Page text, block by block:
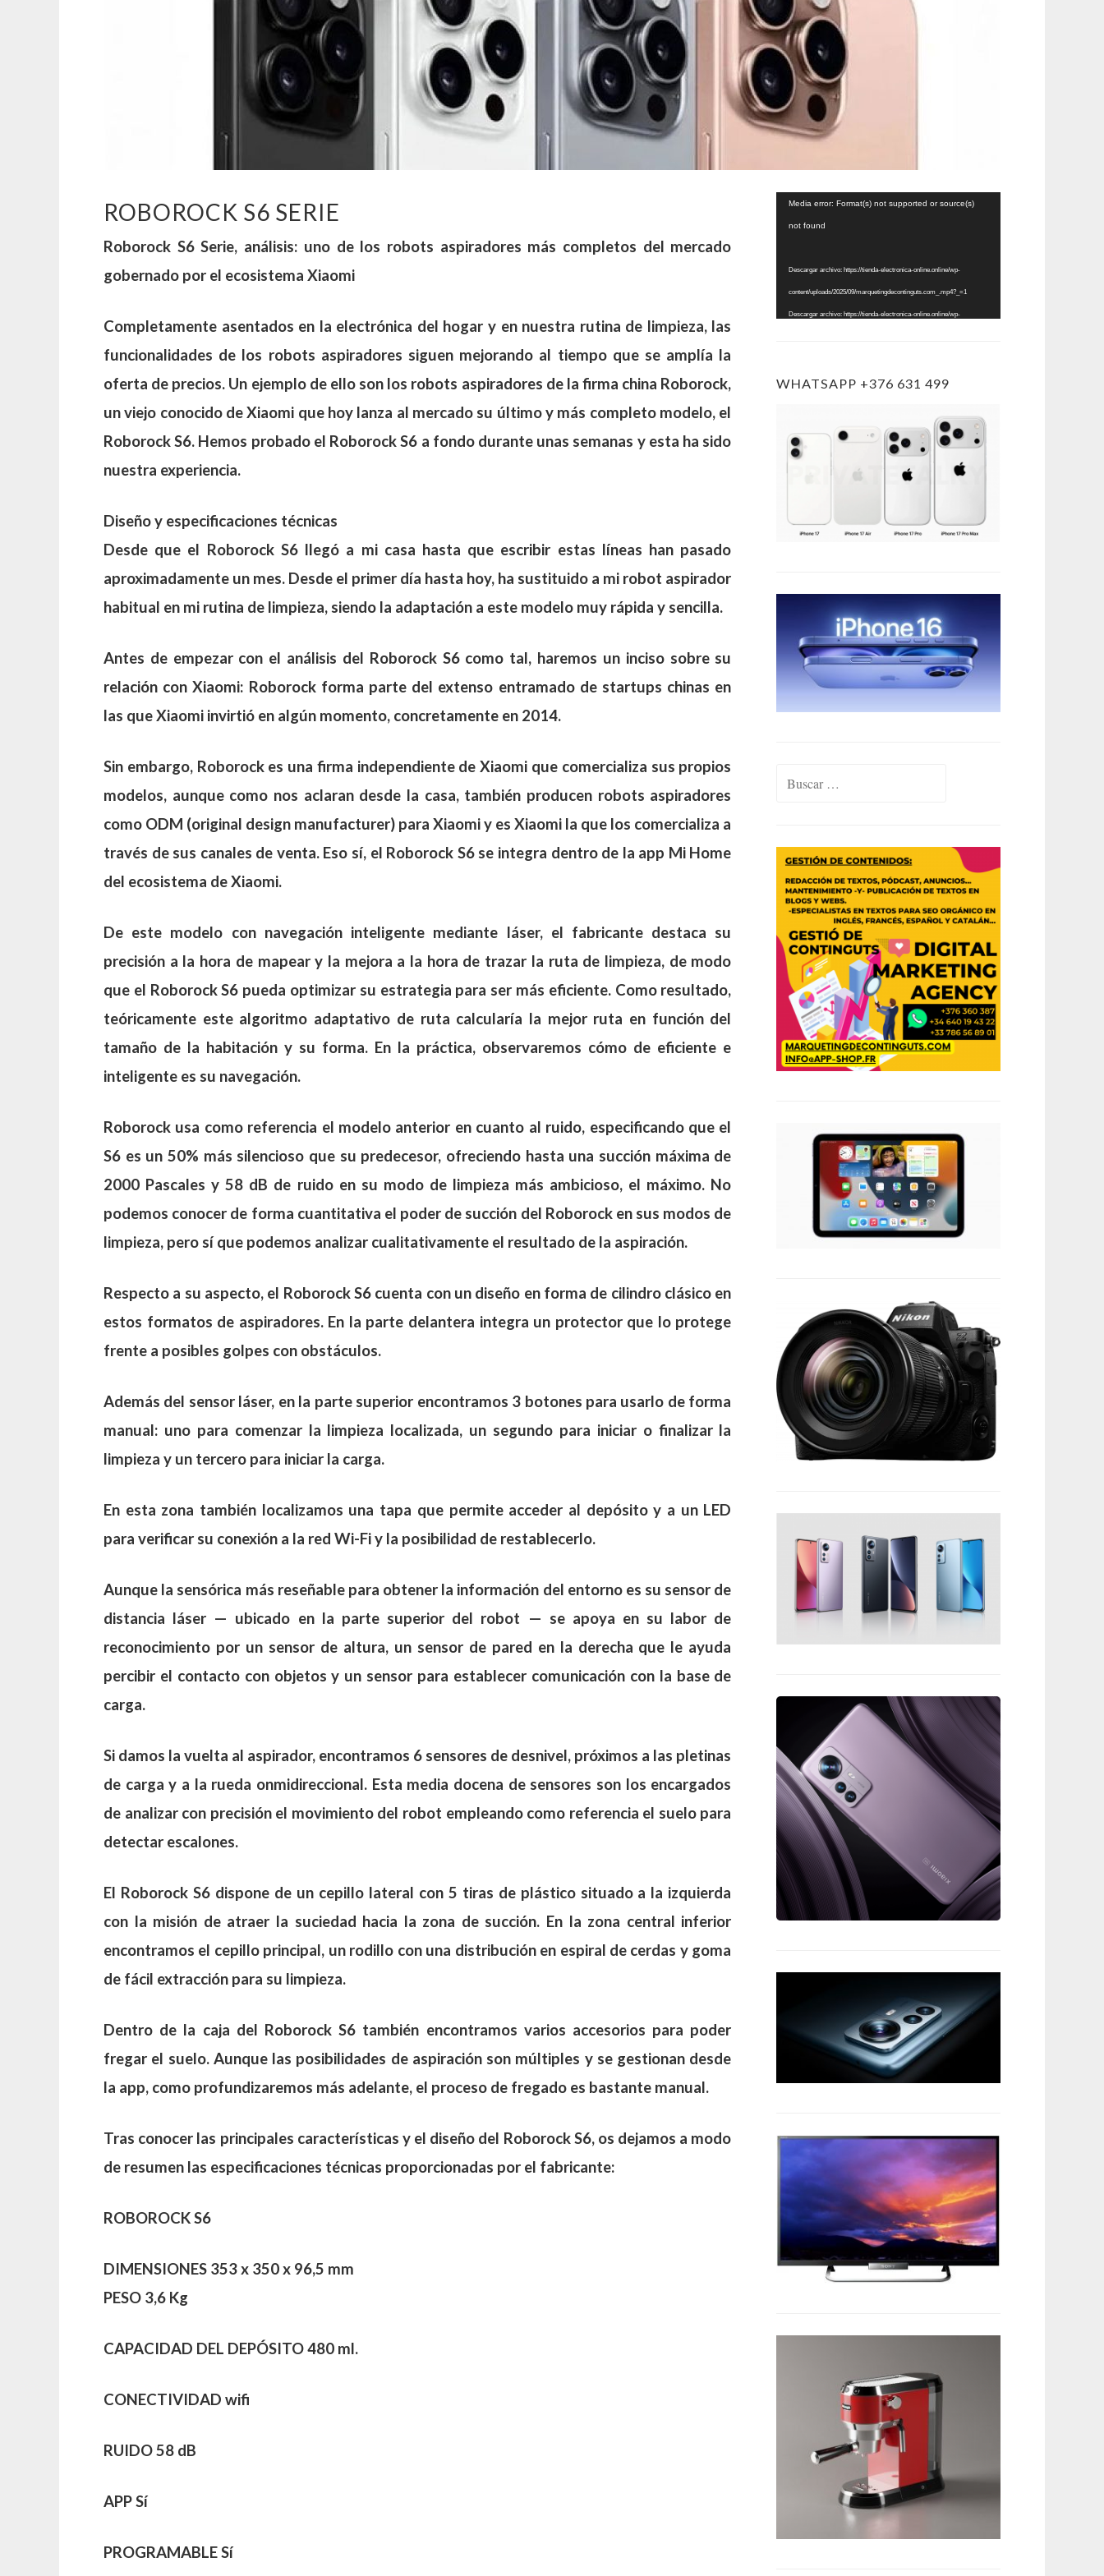
ROBOROCK S6 SERIE
Roborock S6 Serie, análisis: uno de los robots aspiradores más completos del mercado
gobernado por el ecosistema Xiaomi
Completamente asentados en la electrónica del hogar y en nuestra rutina de limpieza, las
funcionalidades de los robots aspiradores siguen mejorando al tiempo que se amplía la
oferta de precios. Un ejemplo de ello son los robots aspiradores de la firma china Roborock,
un viejo conocido de Xiaomi que hoy lanza al mercado su último y más completo modelo, el
Roborock S6. Hemos probado el Roborock S6 a fondo durante unas semanas y esta ha sido
nuestra experiencia.
Diseño y especificaciones técnicas
Desde que el Roborock S6 llegó a mi casa hasta que escribir estas líneas han pasado
aproximadamente un mes. Desde el primer día hasta hoy, ha sustituido a mi robot aspirador
habitual en mi rutina de limpieza, siendo la adaptación a este modelo muy rápida y sencilla.
Antes de empezar con el análisis del Roborock S6 como tal, haremos un inciso sobre su
relación con Xiaomi: Roborock forma parte del extenso entramado de startups chinas en
las que Xiaomi invirtió en algún momento, concretamente en 2014.
Sin embargo, Roborock es una firma independiente de Xiaomi que comercializa sus propios
modelos, aunque como nos aclaran desde la casa, también producen robots aspiradores
como ODM (original design manufacturer) para Xiaomi y es Xiaomi la que los comercializa a
través de sus canales de venta. Eso sí, el Roborock S6 se integra dentro de la app Mi Home
del ecosistema de Xiaomi.
De este modelo con navegación inteligente mediante láser, el fabricante destaca su
precisión a la hora de mapear y la mejora a la hora de trazar la ruta de limpieza, de modo
que el Roborock S6 pueda optimizar su estrategia para ser más eficiente. Como resultado,
teóricamente este algoritmo adaptativo de ruta calcularía la mejor ruta en función del
tamaño de la habitación y su forma. En la práctica, observaremos cómo de eficiente e
inteligente es su navegación.
Roborock usa como referencia el modelo anterior en cuanto al ruido, especificando que el
S6 es un 50% más silencioso que su predecesor, ofreciendo hasta una succión máxima de
2000 Pascales y 58 dB de ruido en su modo de limpieza más ambicioso, el máximo. No
podemos conocer de forma cuantitativa el poder de succión del Roborock en sus modos de
limpieza, pero sí que podemos analizar cualitativamente el resultado de la aspiración.
Respecto a su aspecto, el Roborock S6 cuenta con un diseño en forma de cilindro clásico en
estos formatos de aspiradores. En la parte delantera integra un protector que lo protege
frente a posibles golpes con obstáculos.
Además del sensor láser, en la parte superior encontramos 3 botones para usarlo de forma
manual: uno para comenzar la limpieza localizada, un segundo para iniciar o finalizar la
limpieza y un tercero para iniciar la carga.
En esta zona también localizamos una tapa que permite acceder al depósito y a un LED
para verificar su conexión a la red Wi-Fi y la posibilidad de restablecerlo.
Aunque la sensórica más reseñable para obtener la información del entorno es su sensor de
distancia láser — ubicado en la parte superior del robot — se apoya en su labor de
reconocimiento por un sensor de altura, un sensor de pared en la derecha que le ayuda
percibir el contacto con objetos y un sensor para establecer comunicación con la base de
carga.
Si damos la vuelta al aspirador, encontramos 6 sensores de desnivel, próximos a las pletinas
de carga y a la rueda onmidireccional. Esta media docena de sensores son los encargados
de analizar con precisión el movimiento del robot empleando como referencia el suelo para
detectar escalones.
El Roborock S6 dispone de un cepillo lateral con 5 tiras de plástico situado a la izquierda
con la misión de atraer la suciedad hacia la zona de succión. En la zona central inferior
encontramos el cepillo principal, un rodillo con una distribución en espiral de cerdas y goma
de fácil extracción para su limpieza.
Dentro de la caja del Roborock S6 también encontramos varios accesorios para poder
fregar el suelo. Aunque las posibilidades de aspiración son múltiples y se gestionan desde
la app, como profundizaremos más adelante, el proceso de fregado es bastante manual.
Tras conocer las principales características y el diseño del Roborock S6, os dejamos a modo
de resumen las especificaciones técnicas proporcionadas por el fabricante:
ROBOROCK S6
DIMENSIONES 353 x 350 x 96,5 mm
PESO 3,6 Kg
CAPACIDAD DEL DEPÓSITO480 ml.
CONECTIVIDAD wifi
RUIDO58 dB
APPSí
PROGRAMABLESí
Reproductor
Media error: Format(s) not supported or source(s)
not found
Descargar archivo: https://tienda-electronica-online.online/wp-
content/uploads/2025/09/marquetingdecontinguts.com_.mp4?_=1
Descargar archivo: https://tienda-electronica-online.online/wp-
WHATSAPP +376 631 499